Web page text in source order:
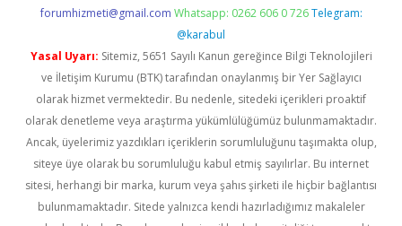
forumhizmeti@gmail.com Whatsapp: 0262 606 0 726 Telegram:
@karabul
Yasal Uyarı: Sitemiz, 5651 Sayılı Kanun gereğince Bilgi Teknolojileri
ve İletişim Kurumu (BTK) tarafından onaylanmış bir Yer Sağlayıcı
olarak hizmet vermektedir. Bu nedenle, sitedeki içerikleri proaktif
olarak denetleme veya araştırma yükümlülüğümüz bulunmamaktadır.
Ancak, üyelerimiz yazdıkları içeriklerin sorumluluğunu taşımakta olup,
siteye üye olarak bu sorumluluğu kabul etmiş sayılırlar. Bu internet
sitesi, herhangi bir marka, kurum veya şahıs şirketi ile hiçbir bağlantısı
bulunmamaktadır. Sitede yalnızca kendi hazırladığımız makaleler